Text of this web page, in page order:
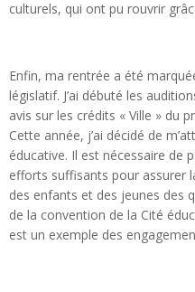
culturels, qui ont pu rouvrir
Enfin, ma rentrée a été
législatif. J’ai débuté les
avis sur les crédits « Ville » du
Cette année, j’ai décidé de
éducative. Il est nécessaire de
efforts suffisants pour assurer
des enfants et des jeunes des
de la convention de la Cité
est un exemple des